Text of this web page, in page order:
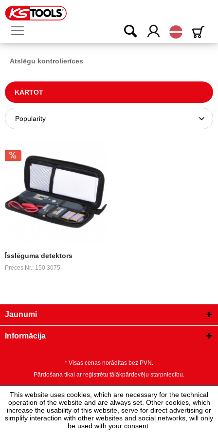
Latvijas
Atslēgu kontrolierīces
KĀRTOT
Īsslēguma detektors
Preces Nr.: 150.3075
Jaunumi
Informācija
* Visas cenas norādītas bez PVN.
Pārdošana tikai ar reģistrētu tālākpārdevēju starpniecību.
This website uses cookies, which are necessary for the technical
operation of the website and are always set. Other cookies, which
increase the usability of this website, serve for direct advertising or
simplify interaction with other websites and social networks, will only
be used with your consent.